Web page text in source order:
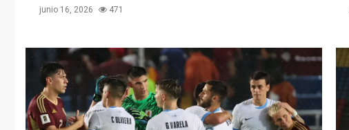
junio 16, 2026 471